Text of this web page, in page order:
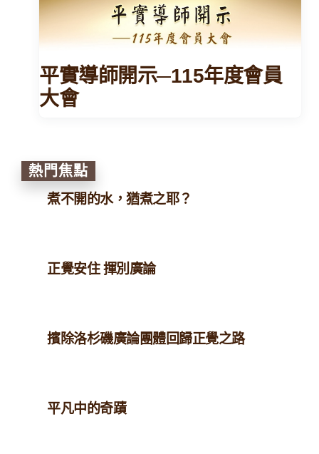
平實導師開示─115年度會員
大會
熱門焦點
煮不開的水，猶煮之耶？
正覺安住 揮別廣論
擯除洛杉磯廣論團體回歸正覺之路
平凡中的奇蹟